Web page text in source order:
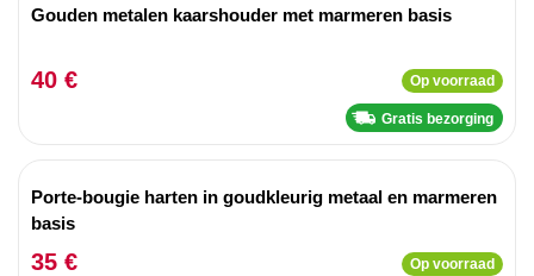
Gouden metalen kaarshouder met marmeren basis
40 € Op voorraad
Gratis bezorging
Porte-bougie harten in goudkleurig metaal en marmeren
basis
35 € Op voorraad